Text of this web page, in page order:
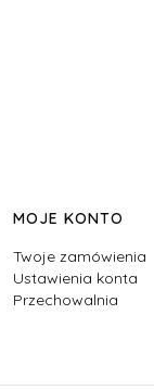
MOJE KONTO
Twoje zamówienia
Ustawienia konta
Przechowalnia